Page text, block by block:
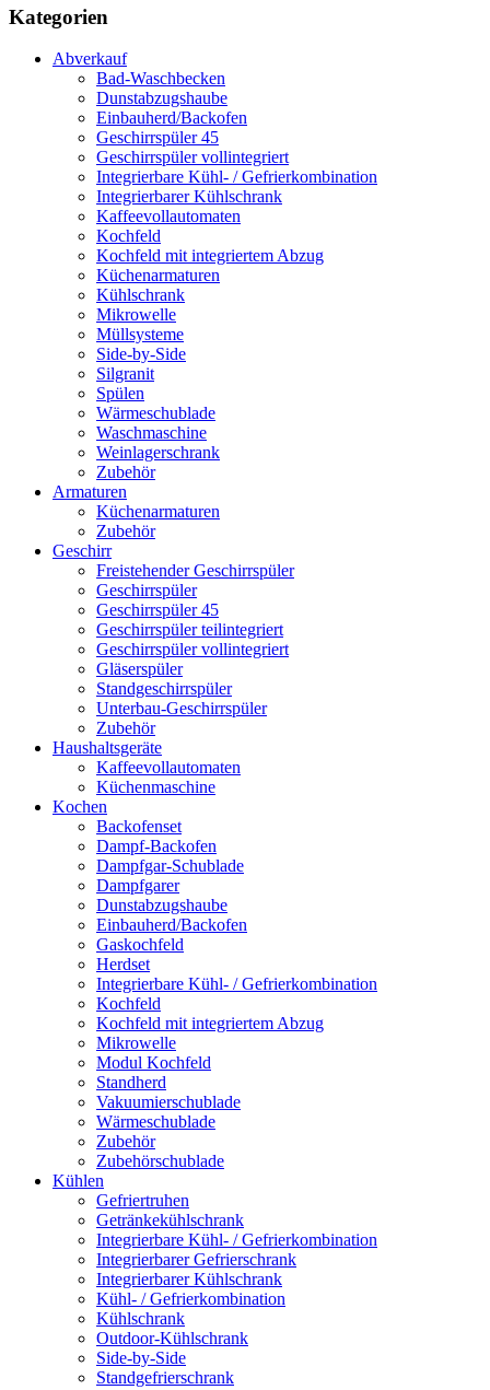
Kategorien
Abverkauf
Bad-Waschbecken
Dunstabzugshaube
Einbauherd/Backofen
Geschirrspüler 45
Geschirrspüler vollintegriert
Integrierbare Kühl- / Gefrierkombination
Integrierbarer Kühlschrank
Kaffeevollautomaten
Kochfeld
Kochfeld mit integriertem Abzug
Küchenarmaturen
Kühlschrank
Mikrowelle
Müllsysteme
Side-by-Side
Silgranit
Spülen
Wärmeschublade
Waschmaschine
Weinlagerschrank
Zubehör
Armaturen
Küchenarmaturen
Zubehör
Geschirr
Freistehender Geschirrspüler
Geschirrspüler
Geschirrspüler 45
Geschirrspüler teilintegriert
Geschirrspüler vollintegriert
Gläserspüler
Standgeschirrspüler
Unterbau-Geschirrspüler
Zubehör
Haushaltsgeräte
Kaffeevollautomaten
Küchenmaschine
Kochen
Backofenset
Dampf-Backofen
Dampfgar-Schublade
Dampfgarer
Dunstabzugshaube
Einbauherd/Backofen
Gaskochfeld
Herdset
Integrierbare Kühl- / Gefrierkombination
Kochfeld
Kochfeld mit integriertem Abzug
Mikrowelle
Modul Kochfeld
Standherd
Vakuumierschublade
Wärmeschublade
Zubehör
Zubehörschublade
Kühlen
Gefriertruhen
Getränkekühlschrank
Integrierbare Kühl- / Gefrierkombination
Integrierbarer Gefrierschrank
Integrierbarer Kühlschrank
Kühl- / Gefrierkombination
Kühlschrank
Outdoor-Kühlschrank
Side-by-Side
Standgefrierschrank